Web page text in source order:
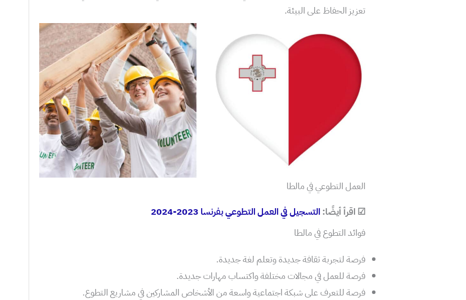
تعزيز الحفاظ على البيئة.
العمل التطوعي في مالطا
☑ اقرأ أيضًا:التسجيل في العمل التطوعي بفرنسا 2023-2024
فوائد التطوع في مالطا
فرصة لتجربة ثقافة جديدة وتعلم لغة جديدة.
فرصة للعمل في مجالات مختلفة واكتساب مهارات جديدة.
فرصة للتعرف على شبكة اجتماعية واسعة من الأشخاص المشاركين في مشاريع التطوع.